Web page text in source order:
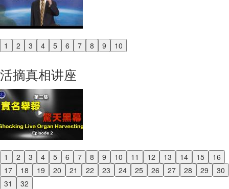
1 2 3 4 5 6 7 8 9 10
Previous
活摘真相讲座
1 2 3 4 5 6 7 8 9 10 11 12 13 14 15
16
17
18 19 20 21 22 23 24 25 26 27 28 29
30
31
32
Previous
Next